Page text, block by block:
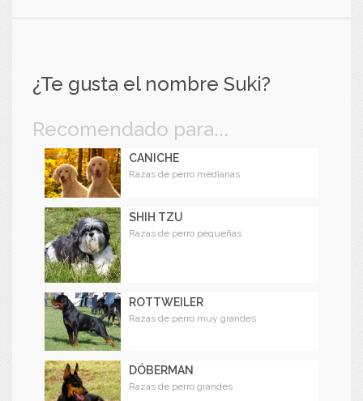
¿Te gusta el nombre Suki?
Recomendado para...
CANICHE
Razas de perro medianas
SHIH TZU
Razas de perro pequeñas
ROTTWEILER
Razas de perro muy grandes
DÓBERMAN
Razas de perro grandes